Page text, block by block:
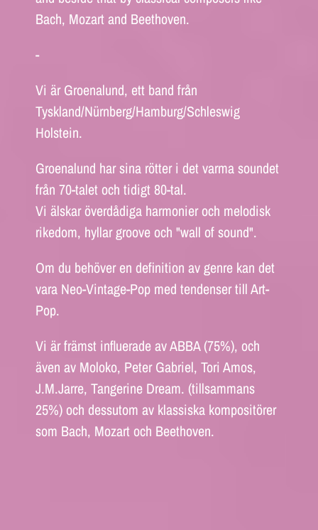
Bach, Mozart and Beethoven.
-
Vi är Groenalund, ett band från
Tyskland/Nürnberg/Hamburg/Schleswig
Holstein.
Groenalund har sina rötter i det varma soundet
från 70-talet och tidigt 80-tal.
Vi älskar överdådiga harmonier och melodisk
rikedom, hyllar groove och "wall of sound".
Om du behöver en definition av genre kan det
vara Neo-Vintage-Pop med tendenser till Art-
Pop.
Vi är främst influerade av ABBA (75%), och
även av Moloko, Peter Gabriel, Tori Amos,
J.M.Jarre, Tangerine Dream. (tillsammans
25%) och dessutom av klassiska kompositörer
som Bach, Mozart och Beethoven.